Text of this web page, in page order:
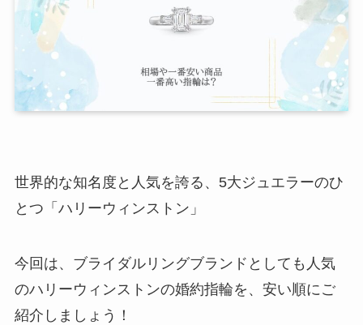
世界的な知名度と人気を誇る、5大ジュエラーのひ
とつ「ハリーウィンストン」
今回は、ブライダルリングブランドとしても人気
のハリーウィンストンの婚約指輪を、安い順にご
紹介しましょう！